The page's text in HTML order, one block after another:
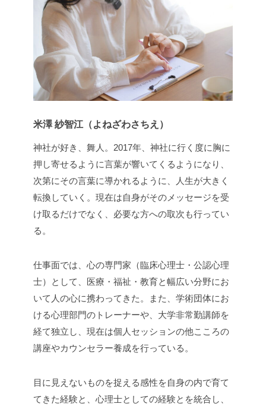
米澤 紗智江（よねざわさちえ）
神社が好き、舞人。2017年、神社に行く度に胸に
押し寄せるように言葉が響いてくるようになり、
次第にその言葉に導かれるように、人生が大きく
転換していく。現在は自身がそのメッセージを受
け取るだけでなく、必要な方への取次も行ってい
る。
仕事面では、心の専門家（臨床心理士・公認心理
士）として、医療・福祉・教育と幅広い分野にお
いて人の心に携わってきた。また、学術団体にお
ける心理部門のトレーナーや、大学非常勤講師を
経て独立し、現在は個人セッションの他こころの
講座やカウンセラー養成を行っている。
目に見えないものを捉える感性を自身の内で育て
てきた経験と、心理士としての経験とを統合し、